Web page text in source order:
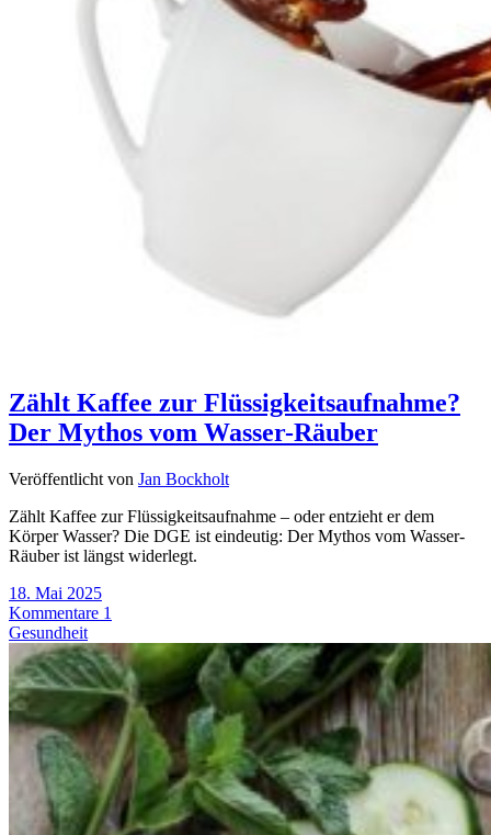
Zählt Kaffee zur Flüssigkeitsaufnahme?
Der Mythos vom Wasser-Räuber
Veröffentlicht von Jan Bockholt
Zählt Kaffee zur Flüssigkeitsaufnahme – oder entzieht er dem
Körper Wasser? Die DGE ist eindeutig: Der Mythos vom Wasser-
Räuber ist längst widerlegt.
18. Mai 2025
Kommentare 1
Gesundheit